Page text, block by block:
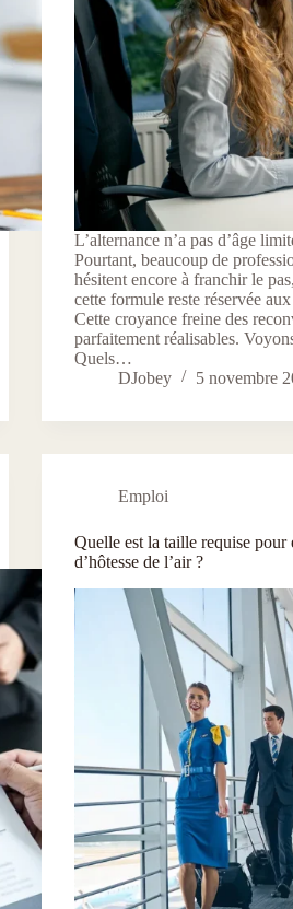
L’alternance n’a pas d’âge
Pourtant, beaucoup de
hésitent encore à franchir le
cette formule reste réservée
Cette croyance freine des
parfaitement réalisables.
Quels…
DJobey
5 novembre
Emploi
Quelle est la taille requise pour
d’hôtesse de l’air ?